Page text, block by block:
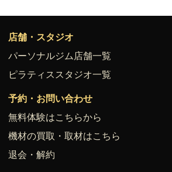
店舗・スタジオ
パーソナルジム店舗一覧
ピラティススタジオ一覧
予約・お問い合わせ
無料体験はこちらから
機材の買取・取材はこちら
退会・解約